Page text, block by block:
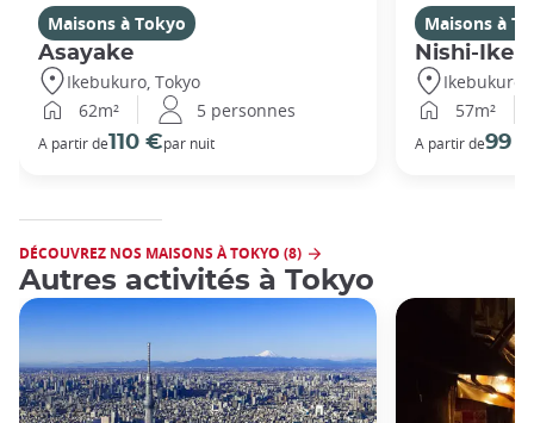
Maisons à Tokyo
Asayake
Ikebukuro, Tokyo
62m²
5 personnes
A partir de110 €par nuit
Maisons à
Nishi-
Ikebukuro,
57m²
A partir de99 €
DÉCOUVREZ NOS MAISONS À TOKYO (8)
Autres activités à Tokyo